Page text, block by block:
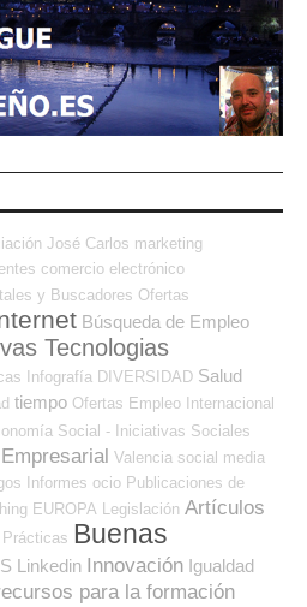
José Carlos marketing
comercio electrónico
y Buscadores Ofertas
Búsqueda de Empleo
Tecnologias
Infografía DIVERSIDAD Salud
tiempo Ofertas Empleo Internacional
Social - Iniciativas Sociales
Valencia social media
Informes ocio Publicaciones de
EUROPA Legislación Artículos
Prácticas Buenas
Linkedin Innovación Igualdad
para la formación